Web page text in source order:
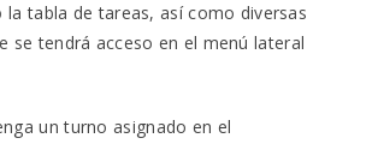
la tabla de tareas, así como diversas
se tendrá acceso en el menú lateral
un turno asignado en el